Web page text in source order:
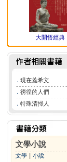
大開悟經典
． 現在蓋希文
． 徬徨的人們
． 特殊清掃人
文學小說
文學 小說